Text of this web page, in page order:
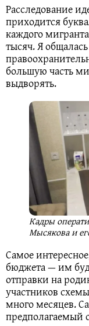
Расследование
приходится
каждого
тысяч. Я
большую часть
выдворять.
Кадры
Мысякова и
Самое
бюджета — им
отправки на
участников
много месяцев.
предполагаемый